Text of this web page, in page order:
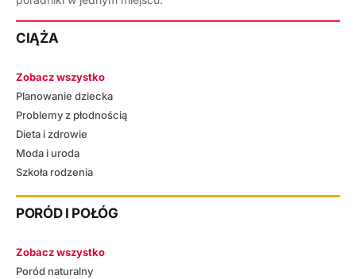
CIĄŻA
Zobacz wszystko
Planowanie dziecka
Problemy z płodnością
Dieta i zdrowie
Moda i uroda
Szkoła rodzenia
PORÓD I POŁÓG
Zobacz wszystko
Poród naturalny